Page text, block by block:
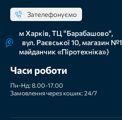
Зателефонуємо
м Харків, ТЦ "Барабашово",
вул. Раєвської 10, магазин №1
майданчик «Піротехніка»)
Часи роботи
Пн-Нд: 8.00-17.00
Замовлення через кошик: 24/7